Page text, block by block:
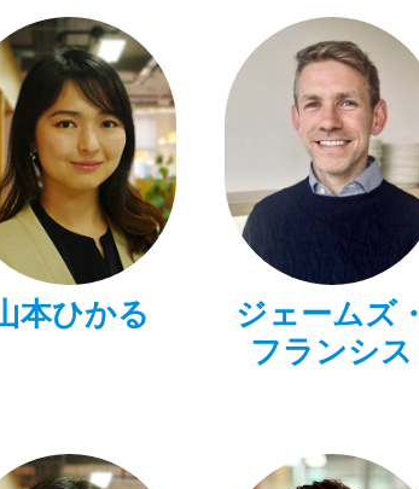
本ひかる
ジェームズ・
フランシス